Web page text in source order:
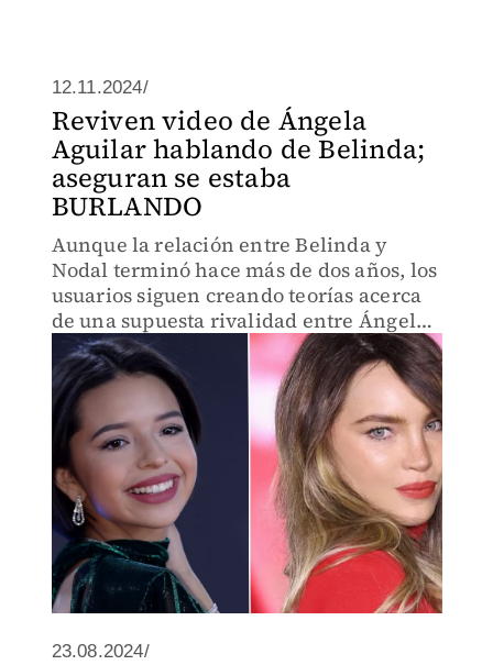
12.11.2024/
Reviven video de Ángela
Aguilar hablando de Belinda;
aseguran se estaba
BURLANDO
Aunque la relación entre Belinda y
Nodal terminó hace más de dos años, los
usuarios siguen creando teorías acerca
de una supuesta rivalidad entre Ángela
Aguilar y la ex novia.
23.08.2024/